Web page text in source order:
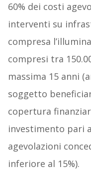
60% dei costi
interventi su
compresa
compresi tra
massima 15 anni
soggetto
copertura
investimento pari
agevolazioni
inferiore al 15%).